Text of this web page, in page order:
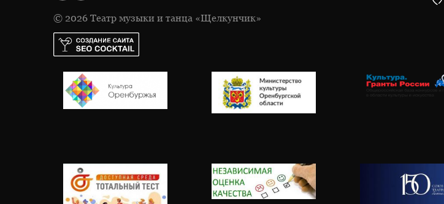
© 2026 Театр музыки и танца «Щелкунчик»